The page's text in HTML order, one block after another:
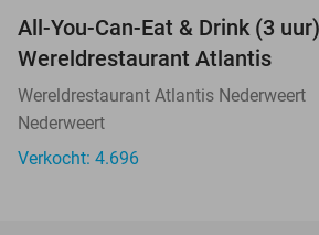
All-You-Can-Eat & Drink (3
Wereldrestaurant Atlantis
Wereldrestaurant Atlantis Nederweert
Nederweert
Verkocht: 4.696